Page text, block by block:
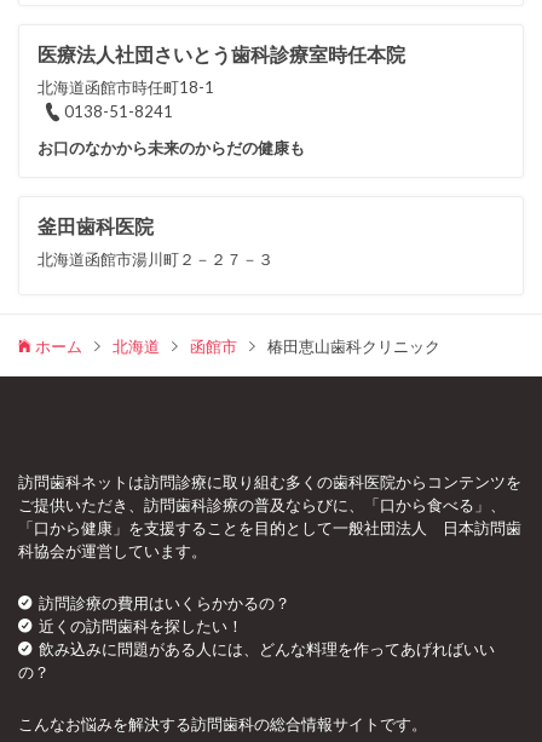
医療法人社団さいとう歯科診療室時任本院
北海道函館市時任町18-1
0138-51-8241
お口のなかから未来のからだの健康も
釜田歯科医院
北海道函館市湯川町２－２７－３
ホーム 北海道 函館市 椿田恵山歯科クリニック
訪問歯科ネットは訪問診療に取り組む多くの歯科医院からコンテンツを
ご提供いただき、訪問歯科診療の普及ならびに、「口から食べる」、
「口から健康」を支援することを目的として一般社団法人 日本訪問歯
科協会が運営しています。
訪問診療の費用はいくらかかるの？
近くの訪問歯科を探したい！
飲み込みに問題がある人には、どんな料理を作ってあげればいい
の？
こんなお悩みを解決する訪問歯科の総合情報サイトです。